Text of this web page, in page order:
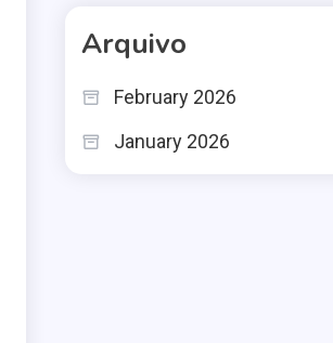
Arquivo
February 2026
January 2026